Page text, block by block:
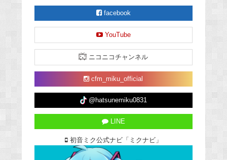
facebook
YouTube
ニコニコチャンネル
cfm_miku_official
@hatsunemiku0831
LINE
初音ミク公式ナビ「ミクナビ」